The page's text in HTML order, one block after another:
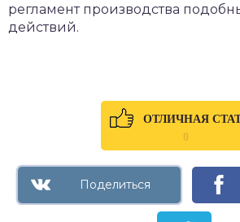
регламент производства
действий.
ОТЛИЧНАЯ
0